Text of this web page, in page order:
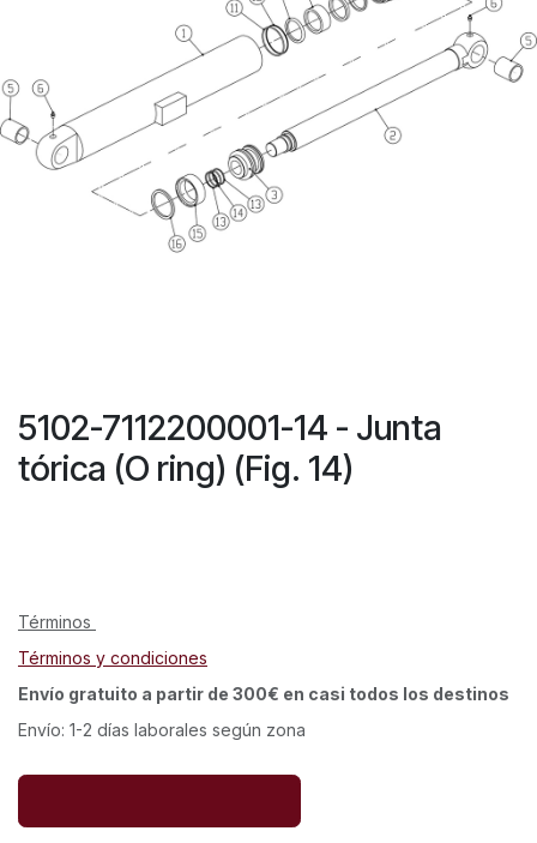
5102-7112200001-14 - Junta
tórica (O ring) (Fig. 14)
Términos
Términos y condiciones
Envío gratuito a partir de 300€ en casi todos los destinos
Envío: 1-2 días laborales según zona